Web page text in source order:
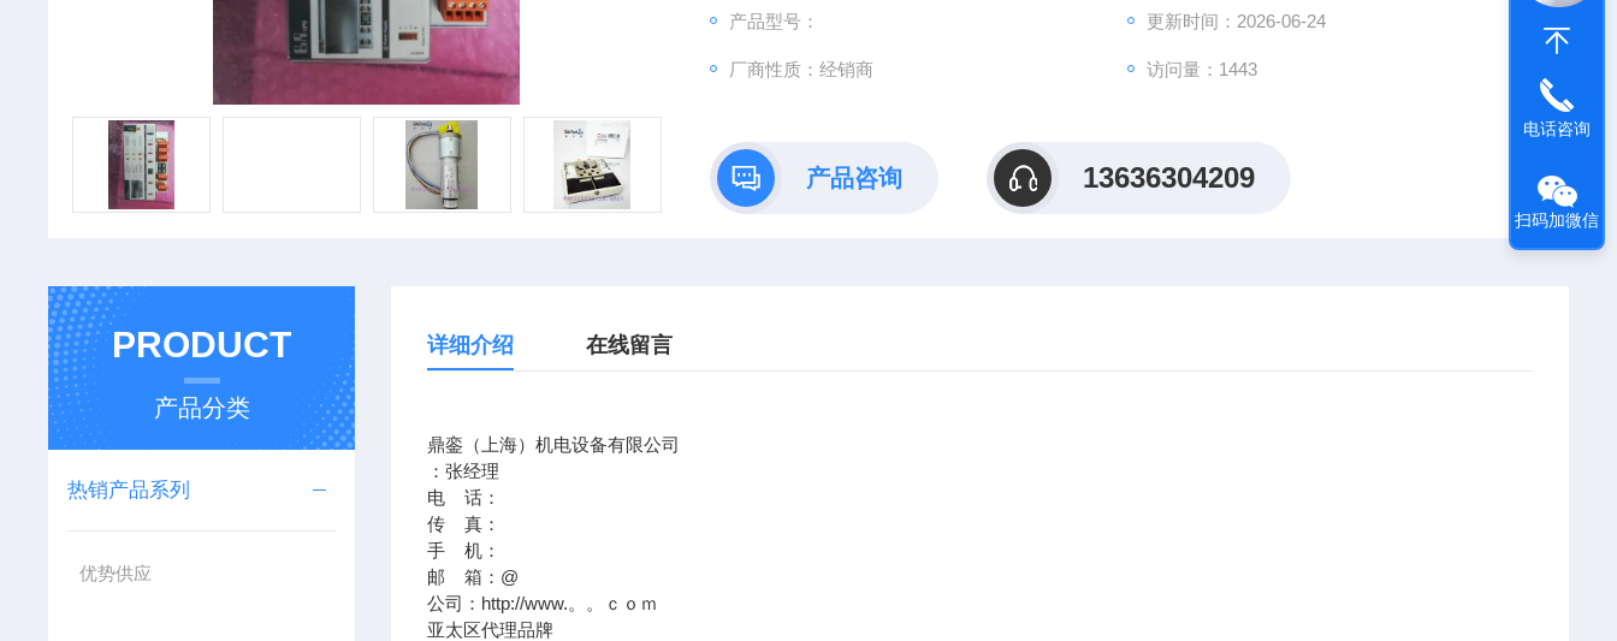
：@产品型号： 更新时间：2026-06-24
厂商性质：经销商 访问量：1443
产品咨询 13636304209
PRODUCT
产品分类
热销产品系列
优势供应
详细介绍 在线留言
鼎銮（上海）机电设备有限公司
：张经理
电 话：
传 真：
手 机：
邮 箱：@
公司：http://www.。。ｃｏｍ
亚太区代理品牌
电话咨询
扫码加微信